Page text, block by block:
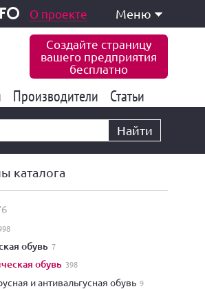
О проекте Меню
Создайте страницу
вашего предприятия
бесплатно
177 849
Производители 6 778
Статьи
Найти
каталога
обувь 7
обувь 398
и антивальгусная обувь 9